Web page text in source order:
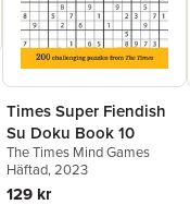
Times Super Fiendish
Su Doku Book 10
The Times Mind Games
Häftad, 2023
129 kr